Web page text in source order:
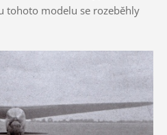
tohoto modelu se rozeběhly